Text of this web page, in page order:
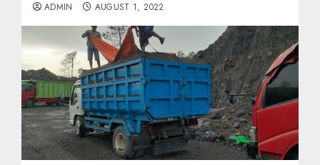
ADMIN AUGUST 1, 2022